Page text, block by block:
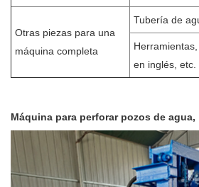
Otras piezas para una
máquina completa
Tubería de
en inglés, etc.
Máquina para perforar pozos de agua,